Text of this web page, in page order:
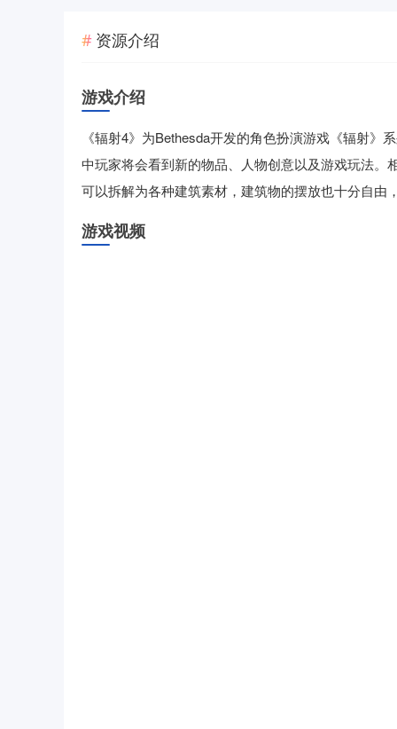
资源介绍
游戏介绍
《辐射4》为Bethesda开发的角色扮演游戏《辐射
中玩家将会看到新的物品、人物创意以及游戏玩法
可以拆解为各种建筑素材，建筑物的摆放也十分自由
游戏视频